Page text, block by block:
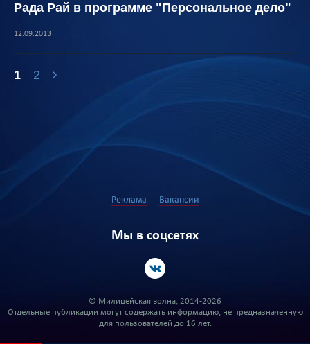
Рада Рай в программе "Персональное дело"
12.09.2013
1 2
Реклама Вакансии
Мы в соцсетях
© Милицейская волна, 2014-2026
Отдельные публикации могут содержать информацию, не предназначенную
для пользователей до 16 лет.